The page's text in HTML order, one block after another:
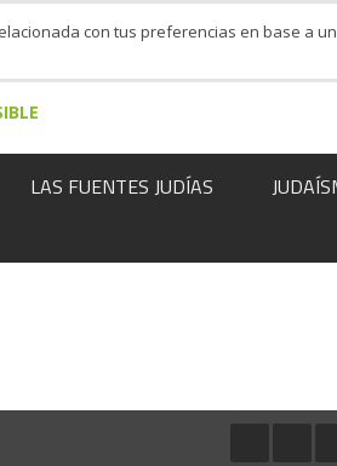
LAS FUENTES JUDÍAS
con tus preferencias en base a